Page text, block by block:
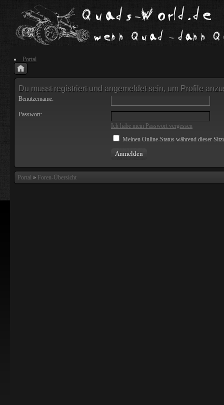
Portal
Du musst registriert und angemeldet sein, um Profile
Benutzername:
Passwort:
Ich habe mein Passwort vergessen
Meinen Online-Status während dieser
Portal » Foren-Übersicht